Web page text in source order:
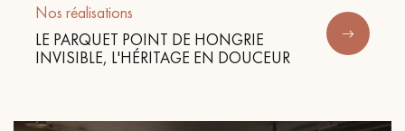
pas dans le choix et la pose de votre parquet.
Nos réalisations
LE PARQUET POINT DE HONGRIE
INVISIBLE, L'HÉRITAGE EN DOUCEUR